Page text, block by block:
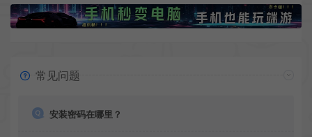
常见问题
安装密码在哪里？